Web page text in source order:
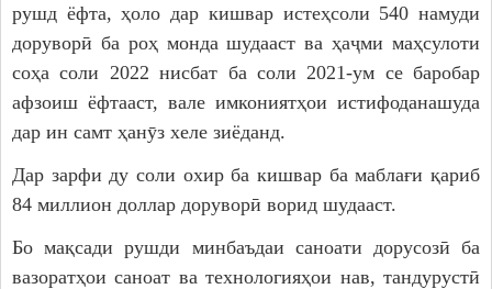
рушд ёфта, ҳоло дар кишвар истеҳсоли 540 намуди
доруворӣ ба роҳ монда шудааст ва ҳаҷми маҳсулоти
соҳа соли 2022 нисбат ба соли 2021-ум се баробар
афзоиш ёфтааст, вале имкониятҳои истифоданашуда
дар ин самт ҳанӯз хеле зиёданд.
Дар зарфи ду соли охир ба кишвар ба маблағи қариб
84 миллион доллар доруворӣ ворид шудааст.
Бо мақсади рушди минбаъдаи саноати дорусозӣ ба
вазоратҳои саноат ва технологияҳои нав, тандурустӣ